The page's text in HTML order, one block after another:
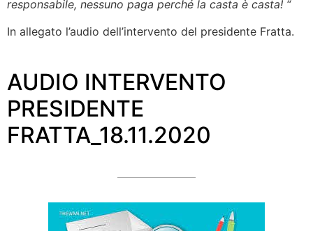
responsabile, nessuno paga perché la casta è casta! “
In allegato l’audio dell’intervento del presidente Fratta.
AUDIO INTERVENTO
PRESIDENTE
FRATTA_18.11.2020